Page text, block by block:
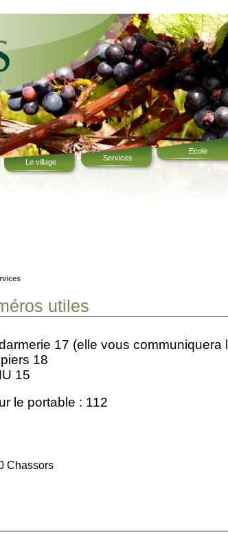
Le village Services
Ecole
utiles
17 (elle vous communiquera
18
15
le portable : 112
Chassors